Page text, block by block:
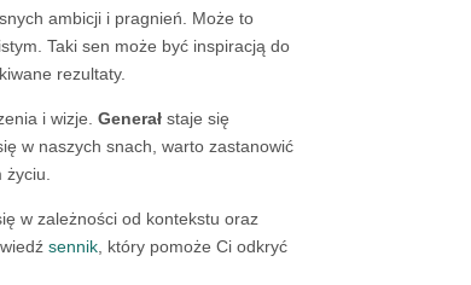
ambicji i pragnień. Może to
Taki sen może być inspiracją do
rezultaty.
i wizje. Generałstaje się
w naszych snach, warto zastanowić
w zależności od kontekstu oraz
sennik, który pomoże Ci odkryć